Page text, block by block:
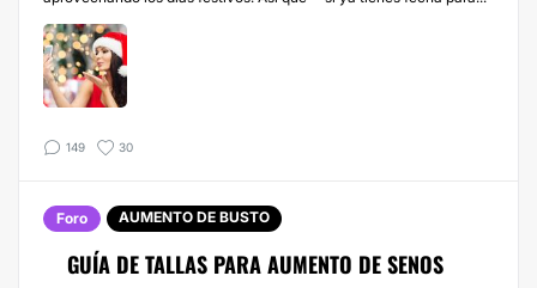
149 30
Foro AUMENTO DE BUSTO
GUÍA DE TALLAS PARA AUMENTO DE SENOS